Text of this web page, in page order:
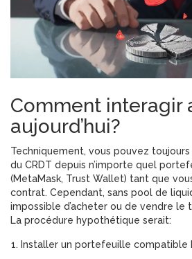
Comment interagir
aujourd’hui?
Techniquement, vous pouvez
du CRDT depuis n’importe quel
(MetaMask, Trust Wallet) tant que
contrat. Cependant, sans pool de
impossible d’acheter ou de vendre le
La procédure hypothétique serait:
Installer un portefeuille compatible